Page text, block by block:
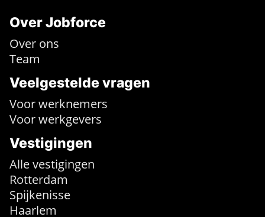
Over Jobforce
Over ons
Team
Veelgestelde vragen
Voor werknemers
Voor werkgevers
Vestigingen
Alle vestigingen
Rotterdam
Spijkenisse
Haarlem